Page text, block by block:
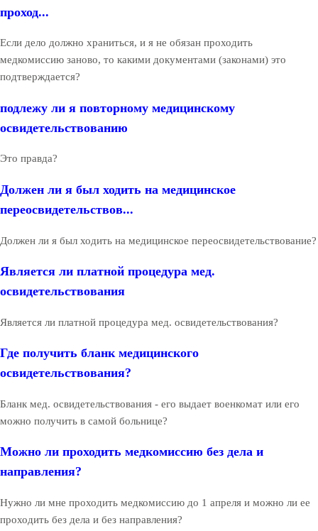
проход...
Если дело должно храниться, и я не обязан проходить
медкомиссию заново, то какими документами (законами) это
подтверждается?
подлежу ли я повторному медицинскому
освидетельствованию
Это правда?
Должен ли я был ходить на медицинское
переосвидетельствов...
Должен ли я был ходить на медицинское переосвидетельствование?
Является ли платной процедура мед.
освидетельствования
Является ли платной процедура мед. освидетельствования?
Где получить бланк медицинского
освидетельствования?
Бланк мед. освидетельствования - его выдает военкомат или его
можно получить в самой больнице?
Можно ли проходить медкомиссию без дела и
направления?
Нужно ли мне проходить медкомиссию до 1 апреля и можно ли ее
проходить без дела и без направления?